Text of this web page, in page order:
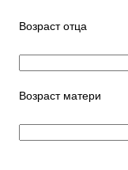
Возраст отца
Возраст матери